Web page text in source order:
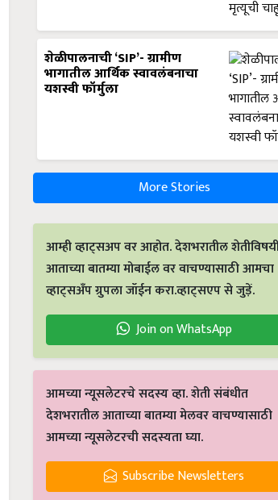
शेळीपालनाची ‘SIP’- ग्रामीण
भागातील आर्थिक स्वावलंबनाचा
यशस्वी फॉर्मुला
More Stories
आम्ही व्हाट्सअप वर आहोत. देशभरातील
आताच्या बातम्या मोबाईल वर वाचण्यासाठी आमचा
व्हाट्सअँप ग्रुपला जॉईन करा.व्हाट्सएप से जुड़ें.
Join on WhatsApp
आमच्या न्यूसलेटरचे सदस्य व्हा. शेती संबंधीत
देशभरातील आताच्या बातम्या मेलवर वाचण्यासाठी
आमच्या न्यूसलेटरची सदस्यता घ्या.
Subscribe Newsletters